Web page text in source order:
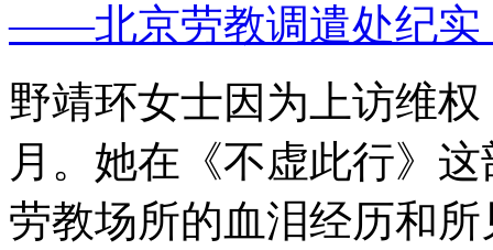
——北京劳教调遣处纪实
野靖环女士因为上访维
月。她在《不虚此行》
劳教场所的血泪经历和